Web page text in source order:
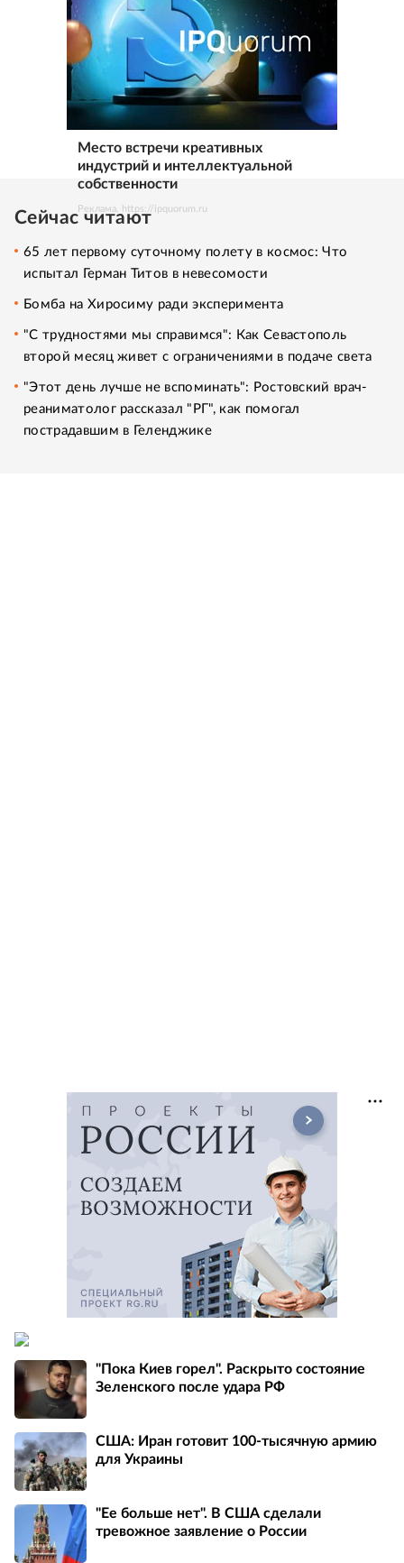
Место встречи креативных
индустрий и интеллектуальной
собственности
Реклама. https://ipquorum.ru
Сейчас читают
65 лет первому суточному полету в космос: Что
испытал Герман Титов в невесомости
Бомба на Хиросиму ради эксперимента
"С трудностями мы справимся": Как Севастополь
второй месяц живет с ограничениями в подаче света
"Этот день лучше не вспоминать": Ростовский врач-
реаниматолог рассказал "РГ", как помогал
пострадавшим в Геленджике
"Пока Киев горел". Раскрыто состояние
Зеленского после удара РФ
США: Иран готовит 100-тысячную армию
для Украины
"Ее больше нет". В США сделали
тревожное заявление о России